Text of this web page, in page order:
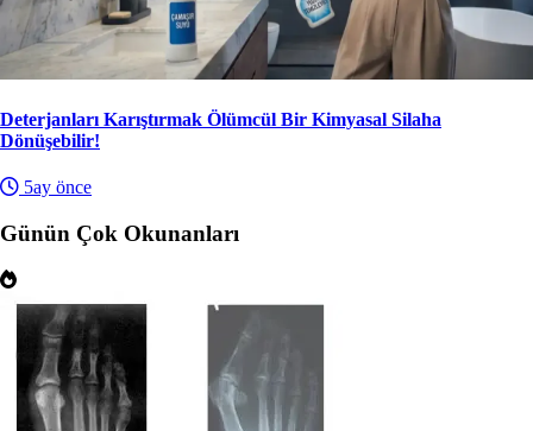
Deterjanları Karıştırmak Ölümcül Bir Kimyasal Silaha
Dönüşebilir!
5ay önce
Günün Çok Okunanları